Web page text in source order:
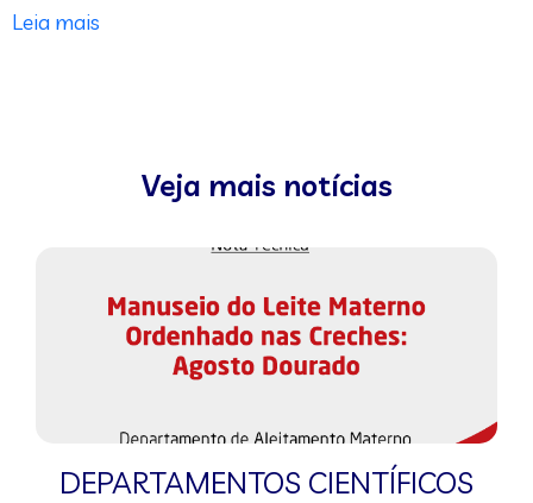
Leia mais
Veja mais notícias
DEPARTAMENTOS CIENTÍFICOS